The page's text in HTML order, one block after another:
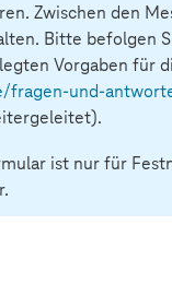
Zwischen den
Bitte befolgen
Vorgaben für
fragen-und-
ist nur für